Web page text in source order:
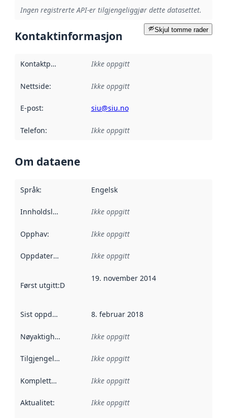
Ingen registrerte API-er tilgjengeliggjør dette datasettet.
Skjul tomme rader
Kontaktinformasjon
Kontaktpunkt Ikke oppgitt
Nettside: Ikke oppgitt
E-post: siu@siu.no
Telefon: Ikke oppgitt
Om dataene
Språk: Engelsk
Innholdsleverandører :
Ikke oppgitt
Opphav: Ikke oppgitt
Oppdateringsfrekvens :
Ikke oppgitt
Først utgitt:Denne datoen sier når dataene i dette
19. november 2014
Sist oppdatert 8. februar 2018
Nøyaktighet Ikke oppgitt
Tilgjengelighet Ikke oppgitt
Kompletthet Ikke oppgitt
Aktualitet: Ikke oppgitt